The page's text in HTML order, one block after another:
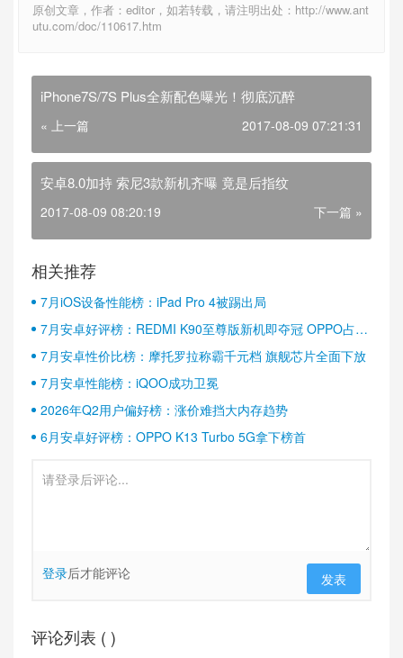
原创文章，作者：editor，如若转载，请注明出处：http://www.ant
utu.com/doc/110617.htm
iPhone7S/7S Plus全新配色曝光！彻底沉醉
« 上一篇 2017-08-09 07:21:31
安卓8.0加持 索尼3款新机齐曝 竟是后指纹
2017-08-09 08:20:19 下一篇 »
相关推荐
7月iOS设备性能榜：iPad Pro 4被踢出局
7月安卓好评榜：REDMI K90至尊版新机即夺冠 OPPO占据
半壁江山
7月安卓性价比榜：摩托罗拉称霸千元档 旗舰芯片全面下放
7月安卓性能榜：iQOO成功卫冕
2026年Q2用户偏好榜：涨价难挡大内存趋势
6月安卓好评榜：OPPO K13 Turbo 5G拿下榜首
登录后才能评论 发表
评论列表 ( )